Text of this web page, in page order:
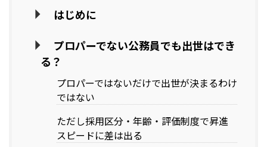
はじめに
プロパーでない公務員でも出世はでき
る？
プロパーではないだけで出世が決まるわけ
ではない
ただし採用区分・年齢・評価制度で昇進
スピードに差は出る